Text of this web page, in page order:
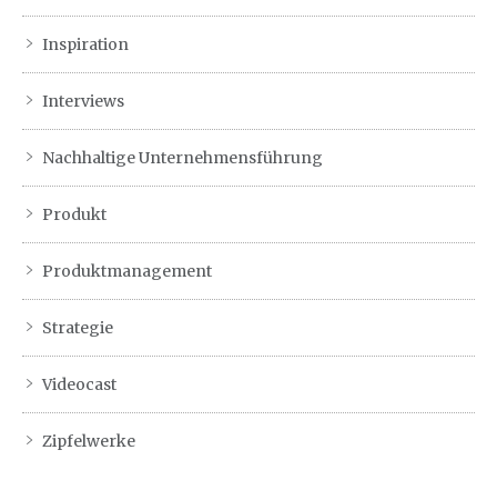
Inspiration
Interviews
Nachhaltige Unternehmensführung
Produkt
Produktmanagement
Strategie
Videocast
Zipfelwerke